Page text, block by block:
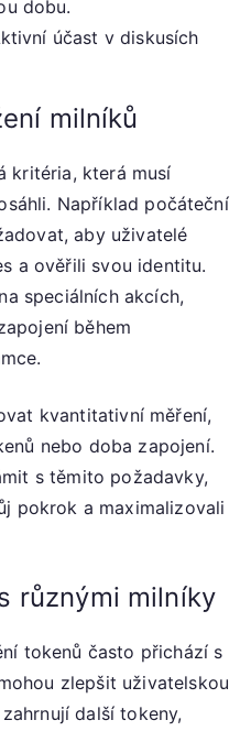
dobu.
účast v diskusích
milníků
kritéria, která musí
Například počáteční
aby uživatelé
a ověřili svou identitu.
speciálních akcích,
během
kvantitativní měření,
nebo doba zapojení.
s těmito požadavky,
pokrok a maximalizovali
různými milníky
tokenů často přichází s
zlepšit uživatelskou
další tokeny,